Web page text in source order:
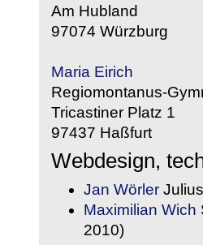
Am Hubland
97074 Würzburg
Maria Eirich
Regiomontanus-
Tricastiner Platz 1
97437 Haßfurt
Webdesign,
Jan Wörler
Maximilian Wich
2010)